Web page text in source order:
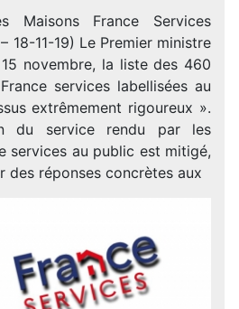
Maisons France Services
18-11-19) Le Premier ministre
novembre, la liste des 460
services labellisées au
extrêmement rigoureux ».
du service rendu par les
services au public est mitigé,
des réponses concrètes aux